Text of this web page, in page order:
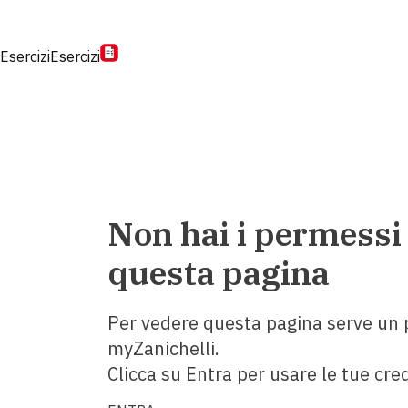
EserciziEsercizi
Non hai i
questa pagina
Per vedere questa pagina serve un
myZanichelli.
Clicca su Entra per usare le tue